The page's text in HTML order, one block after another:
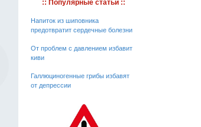
:: Популярные статьи ::
Напиток из шиповника
предотвратит сердечные болезни
От проблем с давлением избавит
киви
Галлюциногенные грибы избавят
от депрессии